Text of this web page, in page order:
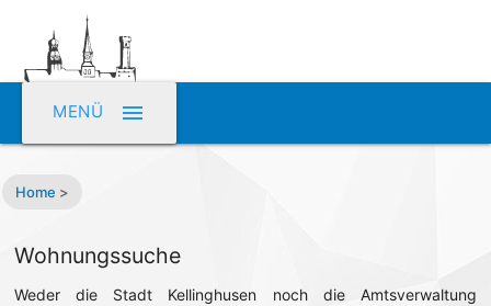
menu
MENÜ
Home >
Wohnungssuche
Weder die Stadt Kellinghusen noch die Amtsverwaltung